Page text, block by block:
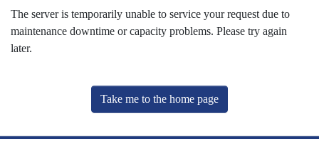
The server is temporarily unable to service your request due to
maintenance downtime or capacity problems. Please try again
later.
Take me to the home page